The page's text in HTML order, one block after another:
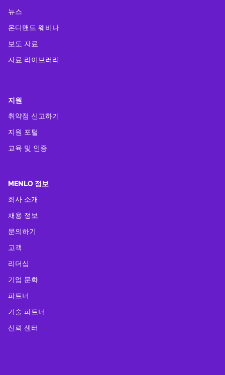
뉴스
온디맨드 웨비나
보도 자료
자료 라이브러리
지원
취약점 신고하기
지원 포털
교육 및 인증
MENLO 정보
회사 소개
채용 정보
문의하기
고객
리더십
기업 문화
파트너
기술 파트너
신뢰 센터